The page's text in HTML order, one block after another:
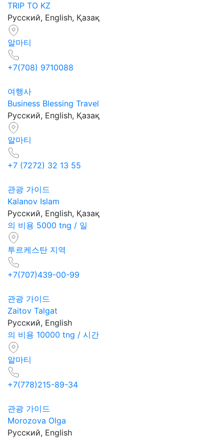
TRIP TO KZ
Русский, English, Қазақ
알마티
+7(708) 9710088
여행사
Business Blessing Travel
Русский, English, Қазақ
알마티
+7 (7272) 32 13 55
관광 가이드
Kalanov Islam
Русский, English, Қазақ
의 비용 5000 tng / 일
투르케스탄 지역
+7(707)439-00-99
관광 가이드
Zaitov Talgat
Русский, English
의 비용 10000 tng / 시간
알마티
+7(778)215-89-34
관광 가이드
Morozova Olga
Русский, English